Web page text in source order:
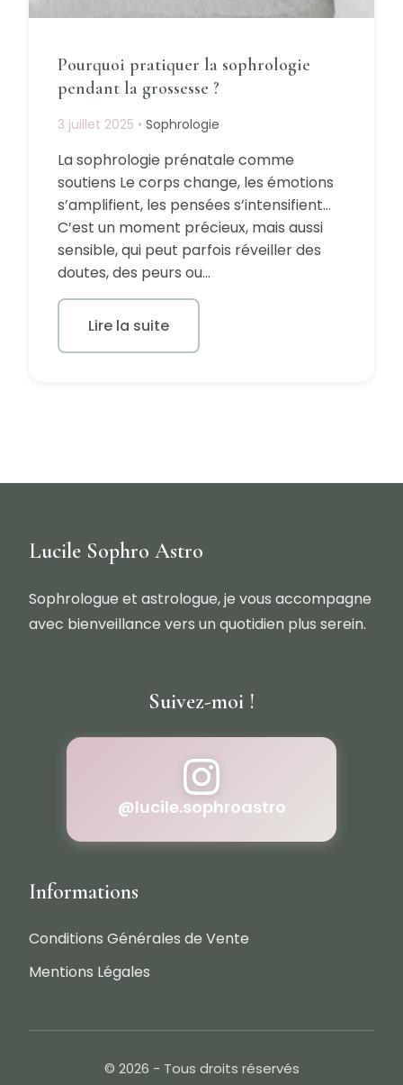
Pourquoi pratiquer la sophrologie
pendant la grossesse ?
3 juillet 2025 • Sophrologie
La sophrologie prénatale comme
soutiens Le corps change, les émotions
s’amplifient, les pensées s’intensifient…
C’est un moment précieux, mais aussi
sensible, qui peut parfois réveiller des
doutes, des peurs ou…
Lire la suite
Lucile Sophro Astro
Sophrologue et astrologue, je vous accompagne
avec bienveillance vers un quotidien plus serein.
Suivez-moi !
@lucile.sophroastro
Informations
Conditions Générales de Vente
Mentions Légales
© 2026 - Tous droits réservés